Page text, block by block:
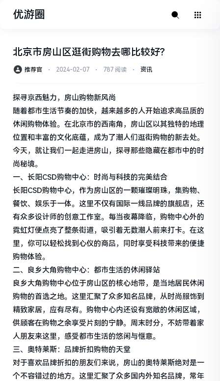
优游圈
北京市房山区逛街购物去哪比较好?
推荐官 ⋅ 2024-02-07 ⋅ 787 阅读 ⋅ 资讯
探寻京西魅力，房山购物新风尚
随着都市生活节奏的加快，越来越多的人开始追求高品质的
休闲购物体验。在北京市的西南角，房山区以其独特的地理
位置和丰富的文化底蕴，成为了潮人们逛街购物的新去处。
今天，就让我们一起走进房山，探寻那些隐藏在都市中的时
尚秘境。
一、长阳CSD购物中心：时尚与科技的完美结合
长阳CSD购物中心，作为房山区的一颗璀璨明珠，集购物、
餐饮、娱乐于一体。这里不仅有国际一线品牌的旗舰店，还
有众多设计师的创意工作室。每当夜幕降临，购物中心外的
霓虹灯便点亮了整条街道，吸引着无数潮人前来打卡。在这
里，你可以轻松找到心仪的商品，同时享受科技带来的便捷
购物体验。
二、良乡大角购物中心：都市生活的休闲驿站
良乡大角购物中心位于房山区的核心地带，是当地居民休闲
购物的首选之地。这里汇聚了众多知名品牌，从时尚服饰到
精致家居，应有尽有。购物中心内还设有宽敞的休闲区域，
供顾客在购物之余享受片刻的宁静。周末时分，不妨带着家
人朋友来这里，感受都市生活的悠闲与惬意。
三、奥特莱斯：品牌折扣购物的天堂
对于喜欢品牌折扣的朋友们来说，房山的奥特莱斯绝对是一
个不容错过的地方。这里汇聚了众多国内外知名品牌，常年